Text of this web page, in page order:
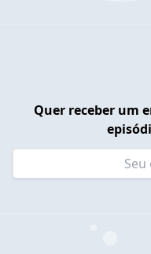
Quer receber um